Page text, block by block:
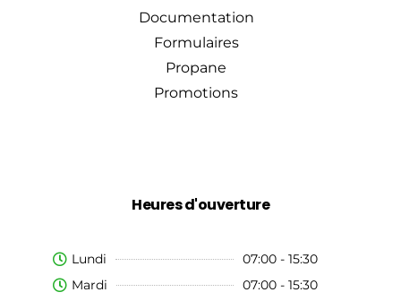
Documentation
Formulaires
Propane
Promotions
Heures d'ouverture
Lundi
07:00 - 15:30
Mardi
07:00 - 15:30